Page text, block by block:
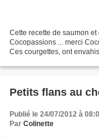
Cette recette de saumon
Cocopassions ... merci
Ces courgettes, ont
Petits flans au
Publié le 24/07/2012 à
Par Colinette